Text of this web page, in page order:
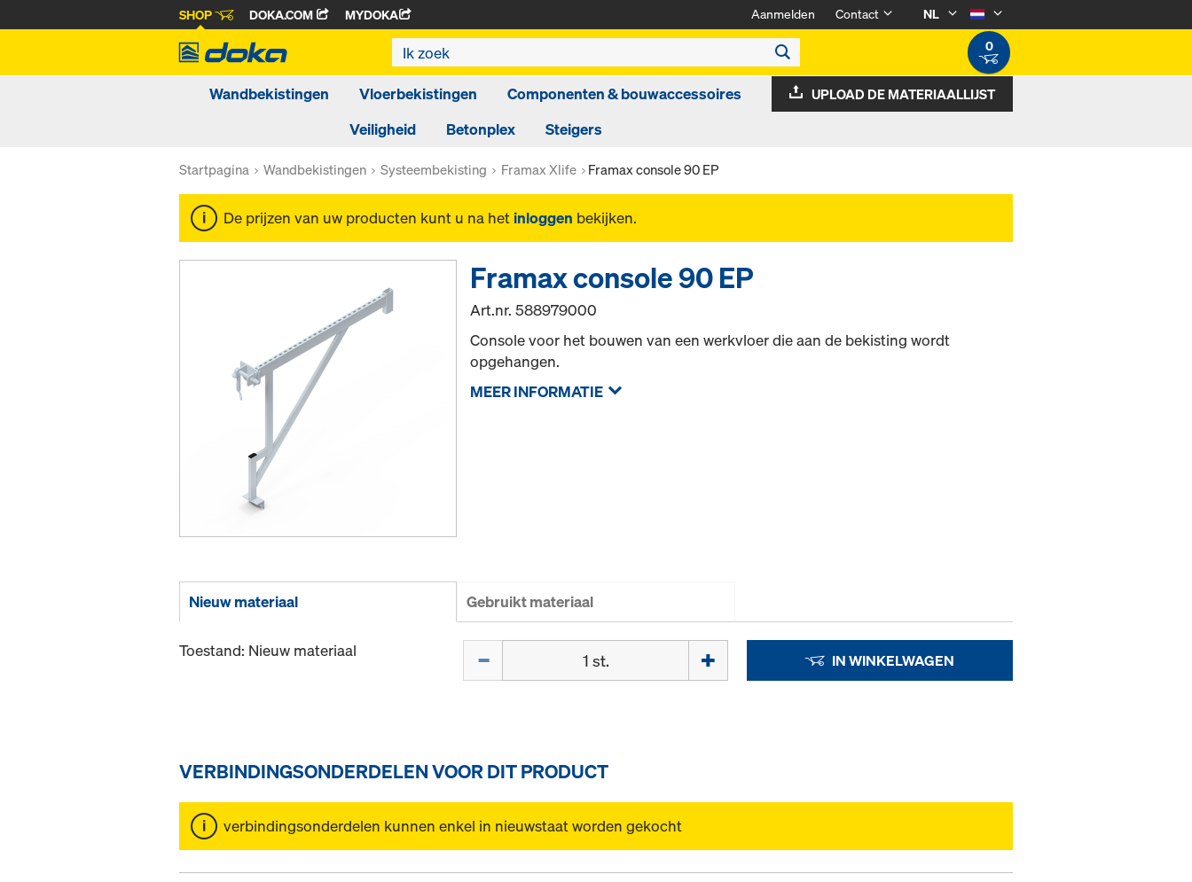
SHOP DOKA.COM MYDOKA Aanmelden Contact
NL
0
Wandbekistingen Vloerbekistingen
Componenten & bouwaccessoires
Veiligheid
Betonplex Steigers
UPLOAD DE MATERIAALLIJST
Startpagina Wandbekistingen Systeembekisting Framax Xlife Framax console 90 EP
De prijzen van uw producten kunt u na het inloggen bekijken.
Framax console 90 EP
Art.nr.588979000
Console voor het bouwen van een werkvloer die aan de bekisting wordt
opgehangen.
MEER INFORMATIE
Nieuw materiaal Gebruikt materiaal
Toestand: Nieuw materiaal IN WINKELWAGEN
VERBINDINGSONDERDELEN VOOR DIT PRODUCT
verbindingsonderdelen kunnen enkel in nieuwstaat worden gekocht